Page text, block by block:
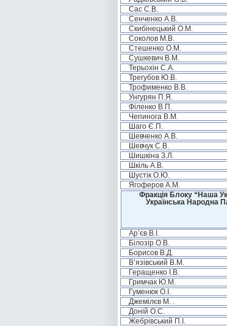
Сас С.В.
Сенченко А.В.
Скибінецький О.М.
Соколов М.В.
Стешенко О.М.
Сушкевич В.М.
Терьохін С.А.
Трегубов Ю.В.
Трофименко В.В.
Унгурян П.Я.
Філенко В.П.
Чепинога В.М.
Шаго Є.П.
Шевченко А.В.
Шевчук С.В.
Шишкіна З.Л.
Шкіль А.В.
Шустік О.Ю.
Ягоферов А.М.
Фракція Блоку “Наша
Українська Народна
Ар’єв В.І.
Білозір О.В.
Борисов В.Д.
В’язівський В.М.
Геращенко І.В.
Гримчак Ю.М.
Гуменюк О.І.
Джемілєв М. .
Доній О.С.
Жебрівський П.І.